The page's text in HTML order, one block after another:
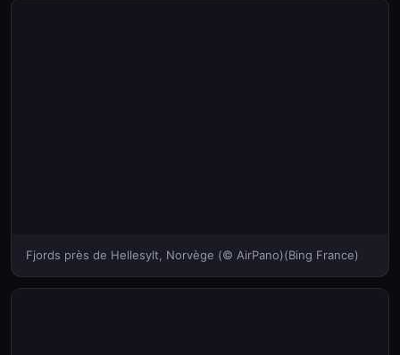
Fjords près de Hellesylt, Norvège (© AirPano)(Bing France)